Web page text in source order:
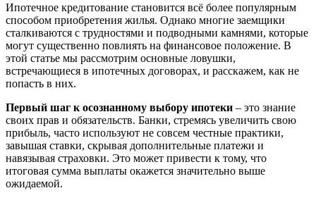
Ипотечное кредитование становится всё более популярным
способом приобретения жилья. Однако многие заемщики
сталкиваются с трудностями и подводными камнями, которые
могут существенно повлиять на финансовое положение. В
этой статье мы рассмотрим основные ловушки,
встречающиеся в ипотечных договорах, и расскажем, как не
попасть в них.
Первый шаг к осознанному выбору ипотеки – это знание
своих прав и обязательств. Банки, стремясь увеличить свою
прибыль, часто используют не совсем честные практики,
завышая ставки, скрывая дополнительные платежи и
навязывая страховки. Это может привести к тому, что
итоговая сумма выплаты окажется значительно выше
ожидаемой.